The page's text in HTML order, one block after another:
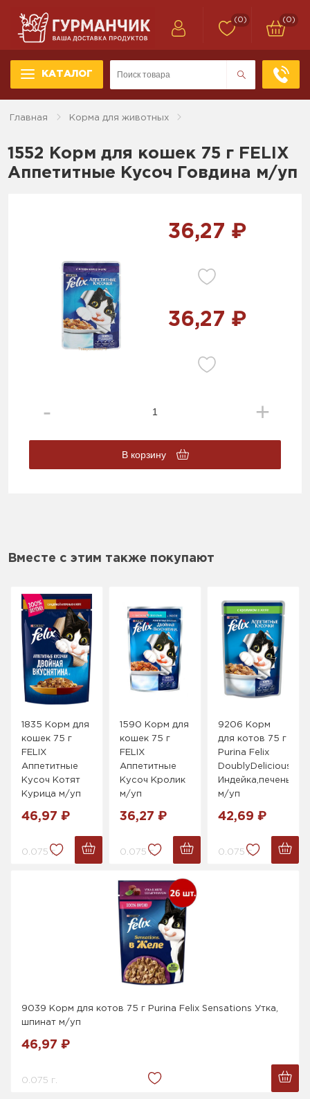
КАТАЛОГ
(0) (0)
Главная Корма для животных
1552 Корм для кошек 75 г FELIX
Аппетитные Кусоч Говдина м/уп
36,27 ₽
36,27 ₽
В корзину
Вместе с этим также покупают
1835 Корм для
кошек 75 г
FELIX
Аппетитные
Кусоч Котят
Курица м/уп
46,97 ₽
0.075 г.
1590 Корм для
кошек 75 г
FELIX
Аппетитные
Кусоч Кролик
м/уп
36,27 ₽
0.075 г.
9206 Корм
для котов 75 г
Purina Felix
DoublyDelicious
Индейка,печень
м/уп
42,69 ₽
0.075 г.
9039 Корм для котов 75 г Purina Felix Sensations Утка,
шпинат м/уп
46,97 ₽
0.075 г.